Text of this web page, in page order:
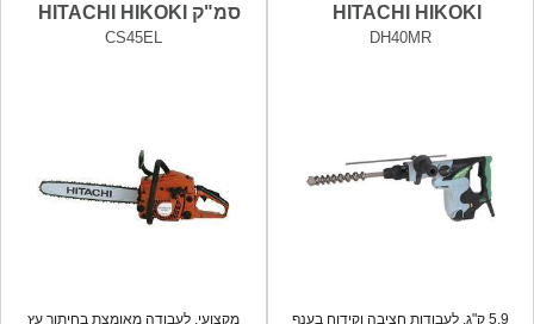
HITACHI HIKOKI
DH40MR
5.9 ק"ג, לעבודות חציבה וקידוח בענף
סמ"ק HITACHI HIKOKI
CS45EL
מקצועי, לעבודה מאומצת בחיתוך עץ